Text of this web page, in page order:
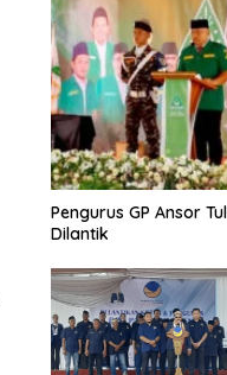
Pengurus GP Ansor
Dilantik